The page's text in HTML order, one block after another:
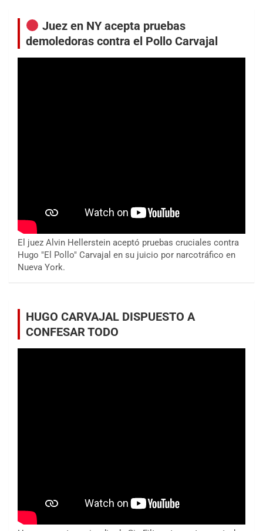
Juez en NY acepta pruebas
demoledoras contra el Pollo Carvajal
El juez Alvin Hellerstein aceptó pruebas cruciales contra
Hugo "El Pollo" Carvajal en su juicio por narcotráfico en
Nueva York.
HUGO CARVAJAL DISPUESTO A
CONFESAR TODO